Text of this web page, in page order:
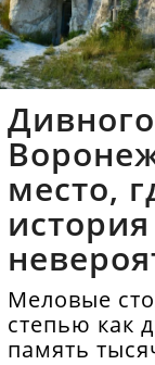
место,
Меловые
степью как
память